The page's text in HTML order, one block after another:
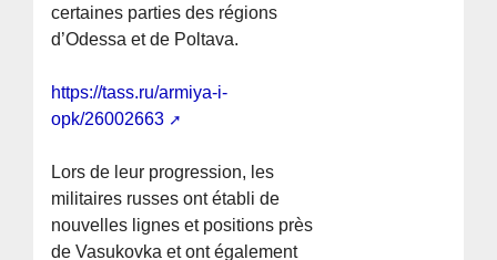
certaines parties des régions
d’Odessa et de Poltava.
https://tass.ru/armiya-i-
opk/26002663
Lors de leur progression, les
militaires russes ont établi de
nouvelles lignes et positions près
de Vasukovka et ont également